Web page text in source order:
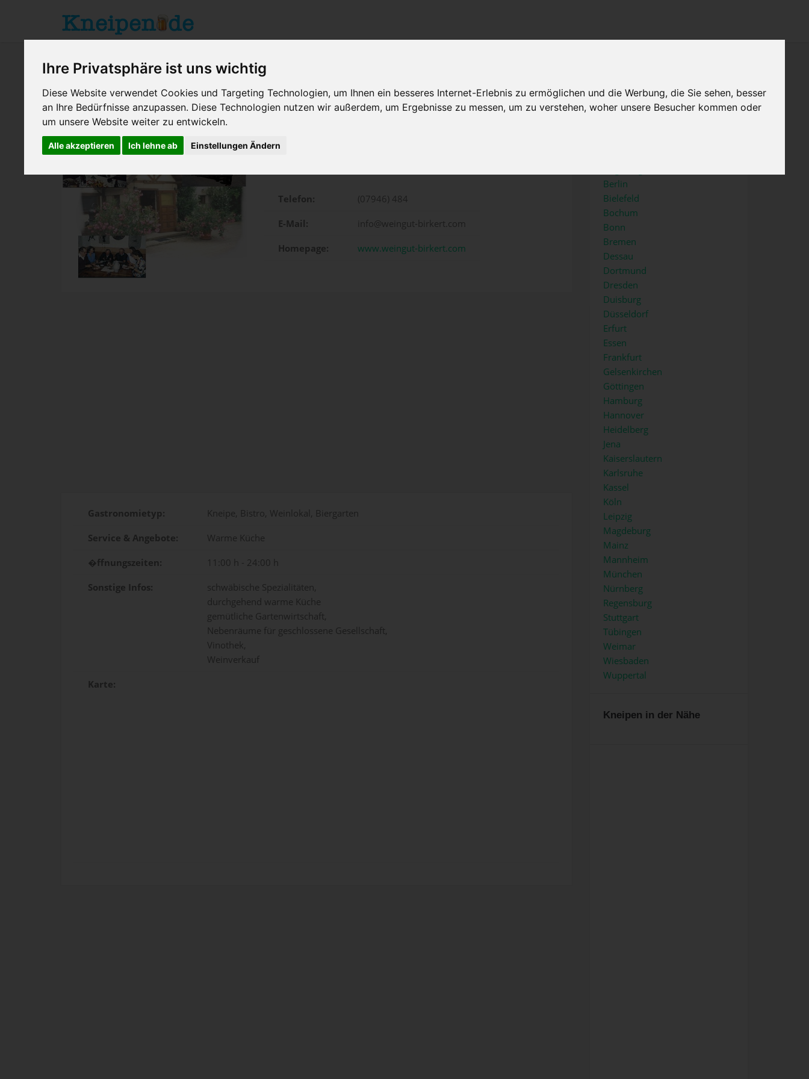
Ihre Privatsphäre ist uns wichtig
Diese Website verwendet Cookies und Targeting Technologien, um Ihnen ein besseres Internet-Erlebnis zu ermöglichen und die Werbung, die Sie sehen, besser
an Ihre Bedürfnisse anzupassen. Diese Technologien nutzen wir außerdem, um Ergebnisse zu messen, um zu verstehen, woher unsere Besucher kommen oder
um unsere Website weiter zu entwickeln.
Alle akzeptieren Ich lehne ab Einstellungen Ändern
Bretzfeld> Weinstube Weingut Birkert
Telefon: (07946) 484
E-Mail: info@weingut-birkert.com
Homepage: www.weingut-birkert.com
Gastronomietyp: Kneipe, Bistro, Weinlokal, Biergarten
Service & Angebote: Warme Küche
�ffnungszeiten: 11:00 h - 24:00 h
Sonstige Infos:
schwäbische Spezialitäten,
durchgehend warme Küche
gemütliche Gartenwirtschaft,
Nebenräume für geschlossene Gesellschaft,
Vinothek,
Weinverkauf
Karte:
Berlin
Bielefeld
Bochum
Bonn
Bremen
Dessau
Dortmund
Dresden
Duisburg
Düsseldorf
Erfurt
Essen
Frankfurt
Gelsenkirchen
Göttingen
Hamburg
Hannover
Heidelberg
Jena
Kaiserslautern
Karlsruhe
Kassel
Köln
Leipzig
Magdeburg
Mainz
Mannheim
München
Nürnberg
Regensburg
Stuttgart
Tübingen
Weimar
Wiesbaden
Wuppertal
Kneipen in der Nähe
Impressum